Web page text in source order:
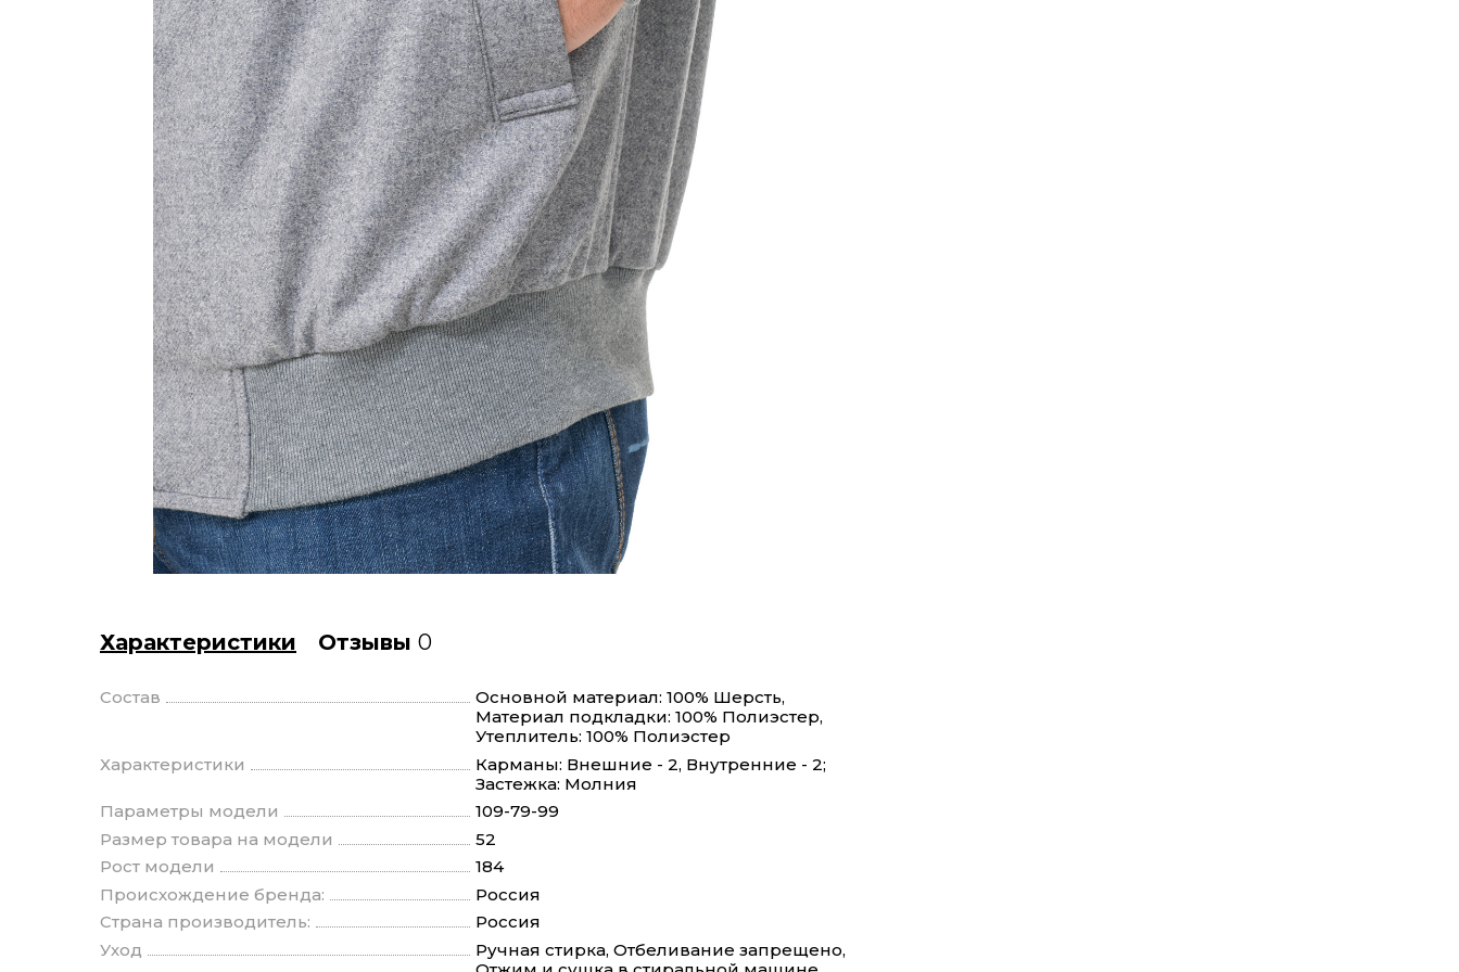
Характеристики Отзывы 0
Состав
Основной материал: 100% Шерсть,
Материал подкладки: 100% Полиэстер,
Утеплитель: 100% Полиэстер
Характеристики
Карманы: Внешние - 2, Внутренние - 2;
Застежка: Молния
Параметры модели
109-79-99
Размер товара на модели
52
Рост модели
184
Происхождение бренда:
Россия
Страна производитель:
Россия
Уход
Ручная стирка, Отбеливание запрещено,